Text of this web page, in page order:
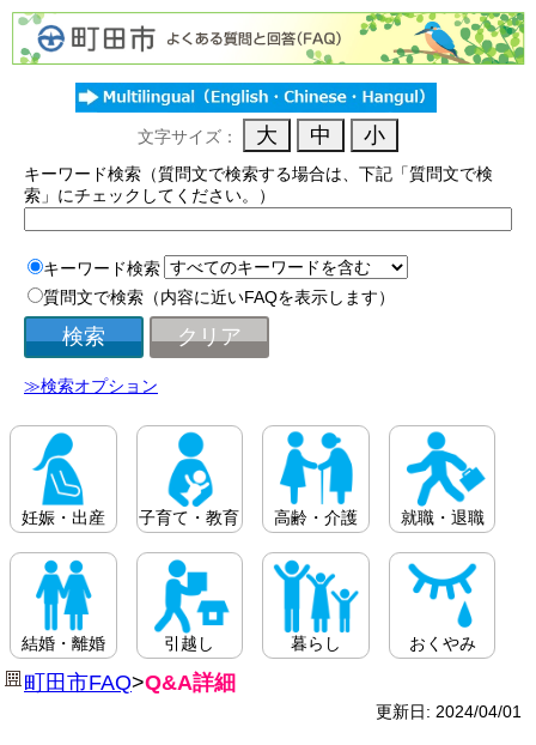
文字サイズ：
キーワード検索（質問文で検索する場合は、下記「質問文で検
索」にチェックしてください。）
キーワード検索
質問文で検索（内容に近いFAQを表示します）
≫検索オプション
妊娠・出産 子育て・教育 高齢・介護 就職・退職
結婚・離婚 引越し 暮らし おくやみ
町田市FAQ>Q&A詳細
更新日: 2024/04/01